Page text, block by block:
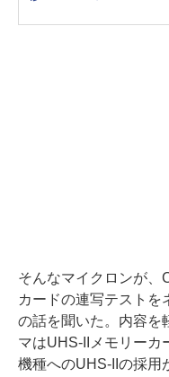
そんなマイクロンが、
カードの連写テストを
の話を聞いた。内容を
マはUHS-IIメモリーカ
機種へのUHS-IIの採用